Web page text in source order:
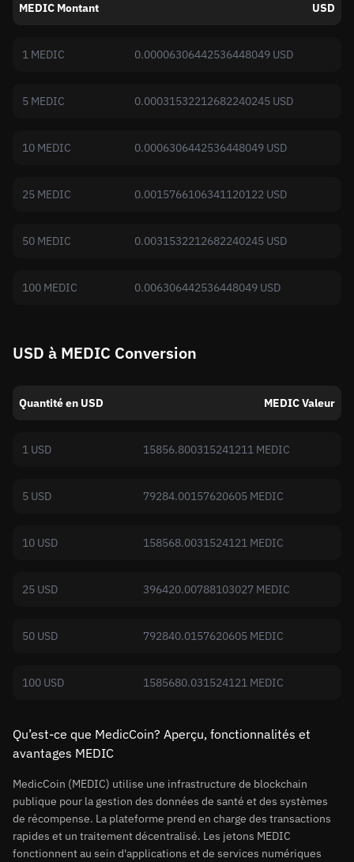
MEDIC Montant USD
1 MEDIC 0.00006306442536448049 USD
5 MEDIC 0.00031532212682240245 USD
10 MEDIC 0.0006306442536448049 USD
25 MEDIC 0.0015766106341120122 USD
50 MEDIC 0.0031532212682240245 USD
100 MEDIC 0.006306442536448049 USD
USD à MEDIC Conversion
Quantité en USD MEDIC Valeur
1 USD 15856.800315241211 MEDIC
5 USD 79284.00157620605 MEDIC
10 USD 158568.0031524121 MEDIC
25 USD 396420.00788103027 MEDIC
50 USD 792840.0157620605 MEDIC
100 USD 1585680.031524121 MEDIC
Qu’est-ce que MedicCoin? Aperçu, fonctionnalités et
avantages MEDIC
MedicCoin (MEDIC) utilise une infrastructure de blockchain
publique pour la gestion des données de santé et des systèmes
de récompense. La plateforme prend en charge des transactions
rapides et un traitement décentralisé. Les jetons MEDIC
fonctionnent au sein d'applications et de services numériques